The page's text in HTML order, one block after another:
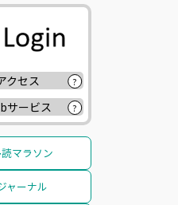
クセス ?
サービス ?
マラソン
ャーナル